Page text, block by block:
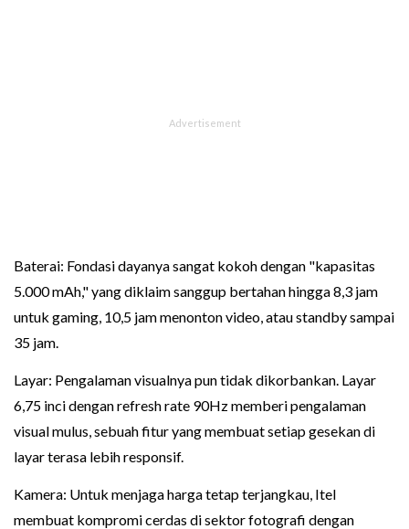
Baterai: Fondasi dayanya sangat kokoh dengan "kapasitas
5.000 mAh," yang diklaim sanggup bertahan hingga 8,3 jam
untuk gaming, 10,5 jam menonton video, atau standby sampai
35 jam.
Layar: Pengalaman visualnya pun tidak dikorbankan. Layar
6,75 inci dengan refresh rate 90Hz memberi pengalaman
visual mulus, sebuah fitur yang membuat setiap gesekan di
layar terasa lebih responsif.
Kamera: Untuk menjaga harga tetap terjangkau, Itel
membuat kompromi cerdas di sektor fotografi dengan